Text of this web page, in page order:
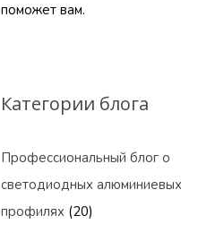
поможет вам.
Категории блога
Профессиональный блог о
светодиодных алюминиевых
профилях (20)